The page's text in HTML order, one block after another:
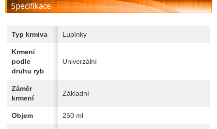
Specifikace
Typ krmiva Lupínky
Krmení
podle
druhu ryb
Univerzální
Záměr
krmení
Základní
Objem 250 ml